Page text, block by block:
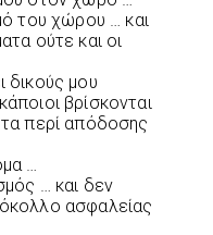
του χώρου … και
ούτε και οι
δικούς μου
βρίσκονται
περί απόδοσης
…
… και δεν
ασφαλείας